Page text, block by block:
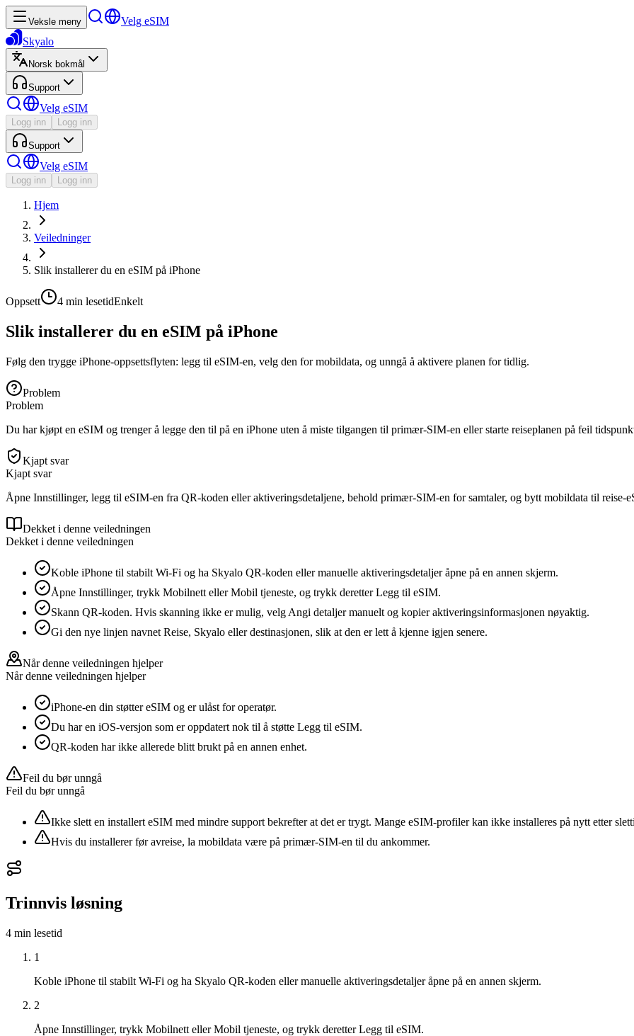
Veksle meny
Velg eSIM
Skyalo
Norsk bokmål
Support
Velg eSIM
Logg inn Logg inn
Support
Velg eSIM
Logg inn Logg inn
Hjem
Veiledninger
Slik installerer du en eSIM på iPhone
Oppsett 4 min lesetidEnkelt
Slik installerer du en eSIM på iPhone
Følg den trygge iPhone-oppsettsflyten: legg til eSIM-en, velg den for mobildata, og unngå å aktivere planen for tidlig.
Problem
Problem
Du har kjøpt en eSIM og trenger å legge den til på en iPhone uten å miste tilgangen til primær-SIM-en eller starte reiseplanen på feil
Kjapt svar
Kjapt svar
Åpne Innstillinger, legg til eSIM-en fra QR-koden eller aktiveringsdetaljene, behold primær-SIM-en for samtaler, og bytt mobildata til reise-
Dekket i denne veiledningen
Dekket i denne veiledningen
Koble iPhone til stabilt Wi‑Fi og ha Skyalo QR-koden eller manuelle aktiveringsdetaljer åpne på en annen skjerm.
Åpne Innstillinger, trykk Mobilnett eller Mobil tjeneste, og trykk deretter Legg til eSIM.
Skann QR-koden. Hvis skanning ikke er mulig, velg Angi detaljer manuelt og kopier aktiveringsinformasjonen nøyaktig.
Gi den nye linjen navnet Reise, Skyalo eller destinasjonen, slik at den er lett å kjenne igjen senere.
Når denne veiledningen hjelper
Når denne veiledningen hjelper
iPhone-en din støtter eSIM og er ulåst for operatør.
Du har en iOS-versjon som er oppdatert nok til å støtte Legg til eSIM.
QR-koden har ikke allerede blitt brukt på en annen enhet.
Feil du bør unngå
Feil du bør unngå
Ikke slett en installert eSIM med mindre support bekrefter at det er trygt. Mange eSIM-profiler kan ikke installeres på nytt etter
Hvis du installerer før avreise, la mobildata være på primær-SIM-en til du ankommer.
Trinnvis løsning
4 min lesetid
1
Koble iPhone til stabilt Wi‑Fi og ha Skyalo QR-koden eller manuelle aktiveringsdetaljer åpne på en annen skjerm.
2
Åpne Innstillinger, trykk Mobilnett eller Mobil tjeneste, og trykk deretter Legg til eSIM.